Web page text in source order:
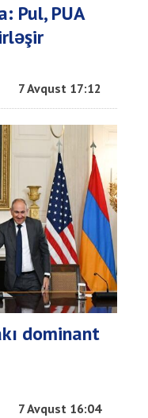
Pul, PUA
7 Avqust 17:12
dominant
7 Avqust 16:04